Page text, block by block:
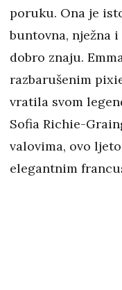
poruku. Ona je
buntovna, nježna i
dobro znaju.
razbarušenim
vratila svom
Sofia Richie-
valovima, ovo
elegantnim